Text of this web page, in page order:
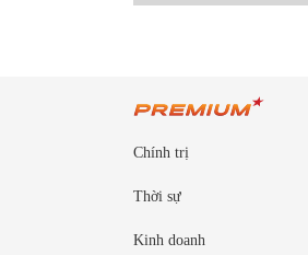
Chính trị
Thời sự
Kinh doanh